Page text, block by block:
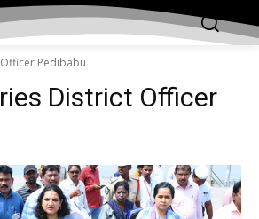
Pedibabu
District Officer